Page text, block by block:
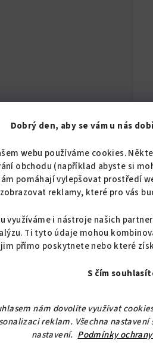
Dobrý den, aby se vám u nás
webu používáme cookies.
obchodu (například abyste si
pomáhají vylepšovat prostředí
zobrazovat reklamy, které pro vás
využíváme i nástroje našich
Ti tyto údaje mohou
přímo poskytnete nebo které
S čím
nám dovolíte využívat
reklam. Všechna
nastavení. Podmínky